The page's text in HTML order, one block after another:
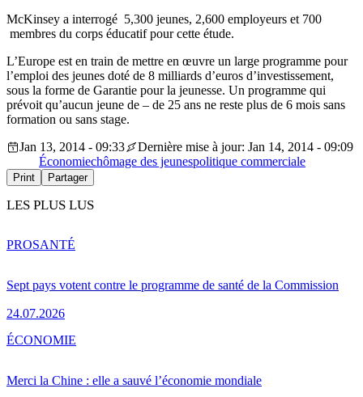
McKinsey a interrogé 5,300 jeunes, 2,600 employeurs et 700
membres du corps éducatif pour cette étude.
L’Europe est en train de mettre en œuvre un large programme pour
l’emploi des jeunes doté de 8 milliards d’euros d’investissement,
sous la forme de Garantie pour la jeunesse. Un programme qui
prévoit qu’aucun jeune de – de 25 ans ne reste plus de 6 mois sans
formation ou sans stage.
Jan 13, 2014 - 09:33
Dernière mise à jour: Jan 14, 2014 - 09:09
Économiechômage des jeunespolitique commerciale
Print Partager
LES PLUS LUS
Sept pays votent contre le programme de santé de la Commission
24.07.2026
PROSANTÉ
Merci la Chine : elle a sauvé l’économie mondiale
ÉCONOMIE